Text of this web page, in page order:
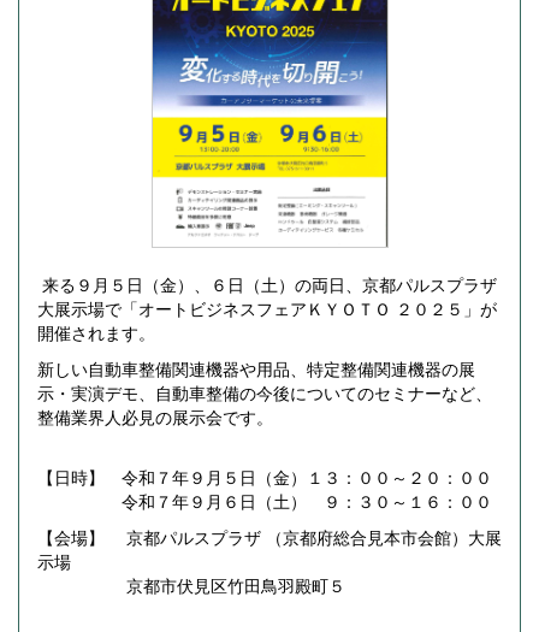
来る９月５日（金）、６日（土）の両日、京都パルスプラザ
大展示場で「オートビジネスフェアＫＹＯＴＯ ２０２５」が
開催されます。
新しい自動車整備関連機器や用品、特定整備関連機器の展
示・実演デモ、自動車整備の今後についてのセミナーなど、
整備業界人必見の展示会です。
【日時】 令和７年９月５日（金）１３：００～２０：００
令和７年９月６日（土） ９：３０～１６：００
【会場】 京都パルスプラザ （京都府総合見本市会館）大展
示場
京都市伏見区竹田鳥羽殿町５